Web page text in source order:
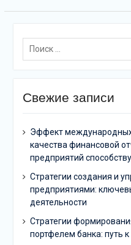
Поиск:
Свежие записи
Эффект
качества финансовой
предприятий
Стратегии создания и
предприятиями:
деятельности
Стратегии
портфелем банка: путь